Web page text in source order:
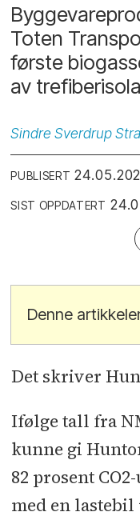
Toten
første
av
Sindre Sverdrup
PUBLISERT
SIST OPPDATERT
Denne
Det skriver
Ifølge tall fra
kunne gi
82 prosent
med en